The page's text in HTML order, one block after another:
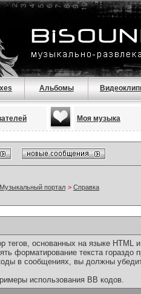
Альбомы
Моя музыка
портал > Справка
тегов, основанных на языке
форматирование текста
в сообщениях, вы должны
использования BB кодов.